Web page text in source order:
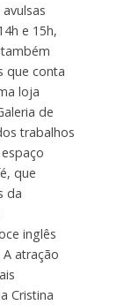
e 15h,
que conta
loja
de
trabalhos
que
da
inglês
atração
Cristina